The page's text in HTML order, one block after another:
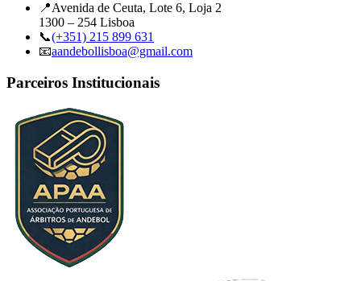
📍Avenida de Ceuta, Lote 6, Loja 2
1300 – 254 Lisboa
📞(+351) 215 899 631
📧aandebollisboa@gmail.com
Parceiros Institucionais